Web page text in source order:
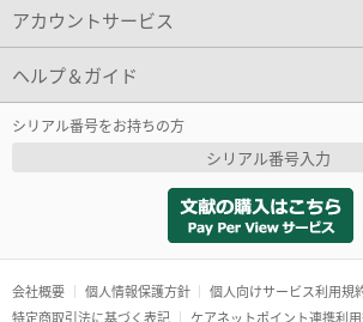
アカウントサービス
ヘルプ＆ガイド
シリアル番号をお持ちの方
シリアル番号入力
会社概要 個人情報保護方針
個人向けサービス利用規
特定商取引法に基づく表記
ケアネットポイント連携利